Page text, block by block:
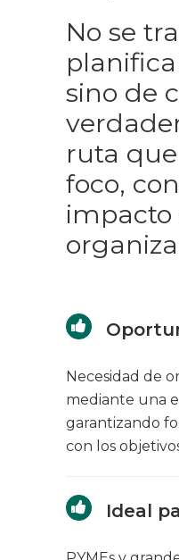
No se
sino de
ruta
foco,
impacto
Necesidad de
mediante una
garantizando
con los
Ideal